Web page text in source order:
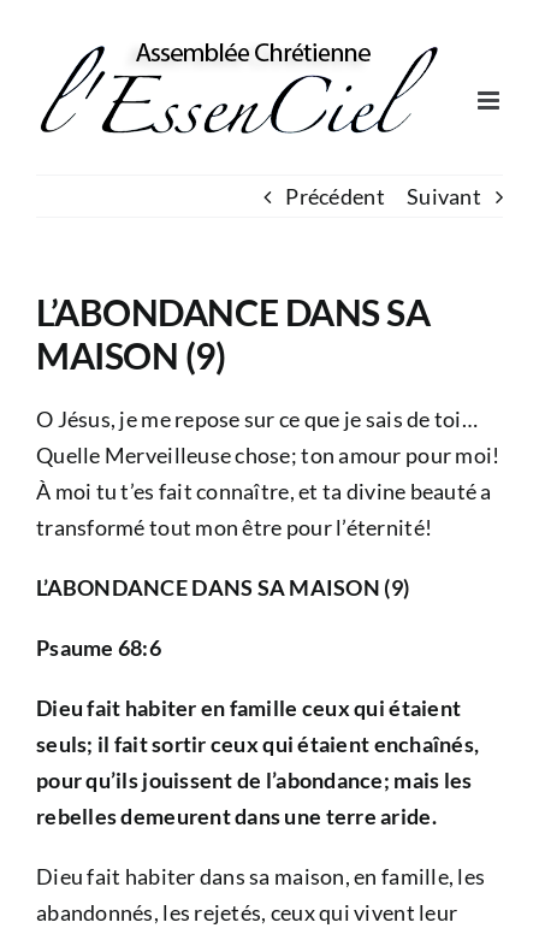
content
Précédent Suivant
L’ABONDANCE DANS SA
MAISON (9)
O Jésus, je me repose sur ce que je sais de toi…
Quelle Merveilleuse chose; ton amour pour moi!
À moi tu t’es fait connaître, et ta divine beauté a
transformé tout mon être pour l’éternité!
L’ABONDANCE DANS SA MAISON (9)
Psaume 68:6
Dieu fait habiter en famille ceux qui étaient
seuls; il fait sortir ceux qui étaient enchaînés,
pour qu’ils jouissent de l’abondance; mais les
rebelles demeurent dans une terre aride.
Dieu fait habiter dans sa maison, en famille, les
abandonnés, les rejetés, ceux qui vivent leur